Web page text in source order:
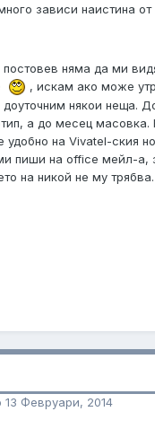
зависи наистина от
няма да ми
, искам ако може
някои неща.
а до месец масовка.
удобно на Vivatel-ския
пиши на office мейл-а,
на никой не му трябва.
13 Февруари, 2014